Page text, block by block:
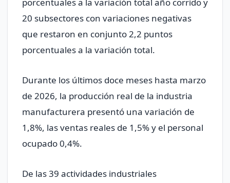
porcentuales a la variación total año corrido y
20 subsectores con variaciones negativas
que restaron en conjunto 2,2 puntos
porcentuales a la variación total.
Durante los últimos doce meses hasta marzo
de 2026, la producción real de la industria
manufacturera presentó una variación de
1,8%, las ventas reales de 1,5% y el personal
ocupado 0,4%.
De las 39 actividades industriales